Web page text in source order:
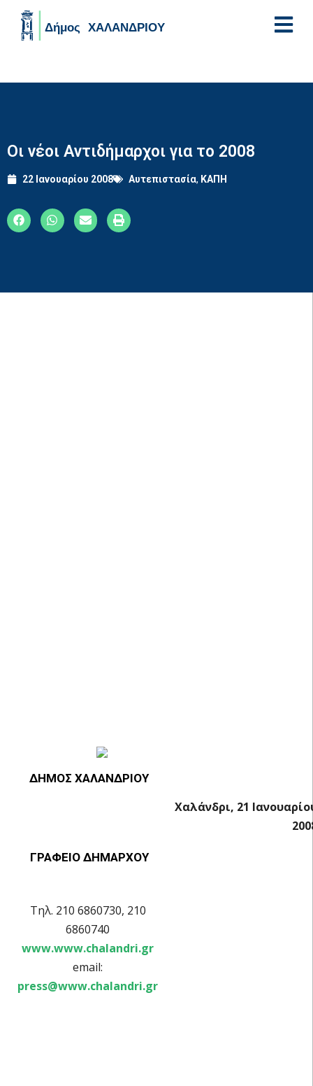
Οι νέοι Αντιδήμαρχοι για το 2008
22 Ιανουαρίου 2008 Αυτεπιστασία, ΚΑΠΗ
ΔΗΜΟΣ ΧΑΛΑΝΔΡΙΟΥ
Χαλάνδρι, 21
ΓΡΑΦΕΙΟ ΔΗΜΑΡΧΟΥ
Τηλ. 210 6860730, 210
6860740
www.www.chalandri.gr
email:
press@www.chalandri.gr